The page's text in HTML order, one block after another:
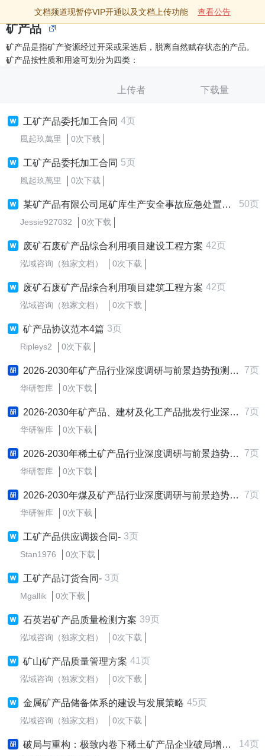
文档频道现暂停VIP开通以及文档上传功能 查看公告
矿产品
矿产品是指矿产资源经过开采或采选后，脱离自然赋存状态的产品。
矿产品按性质和用途可划分为四类：
上传者 下载量
工矿产品委托加工合同 4页
風起玖萬里 0次下载
工矿产品委托加工合同 5页
風起玖萬里 0次下载
某矿产品有限公司尾矿库生产安全事故应急处置方案​ 50页
Jessie927032 0次下载
废矿石废矿产品综合利用项目建设工程方案 42页
泓域咨询（独家文档） 0次下载
废矿石废矿产品综合利用项目建筑工程方案 42页
泓域咨询（独家文档） 0次下载
矿产品协议范本4篇 3页
Ripleys2 0次下载
2026-2030年矿产品行业深度调研与前景趋势预测报告 7页
华研智库 0次下载
2026-2030年矿产品、建材及化工产品批发行业深度调研与前景趋势预测报告 7页
华研智库 0次下载
2026-2030年稀土矿产品行业深度调研与前景趋势预测报告 7页
华研智库 0次下载
2026-2030年煤及矿产品行业深度调研与前景趋势预测报告 7页
华研智库 0次下载
工矿产品供应调拨合同- 3页
Stan1976 0次下载
工矿产品订货合同- 3页
Mgallik 0次下载
石英岩矿产品质量检测方案 39页
泓域咨询（独家文档） 0次下载
矿山矿产品质量管理方案 41页
泓域咨询（独家文档） 0次下载
金属矿产品储备体系的建设与发展策略 45页
泓域咨询（独家文档） 0次下载
破局与重构：极致内卷下稀土矿产品企业破局增长战略研究报告 (2025-2030版) 14页